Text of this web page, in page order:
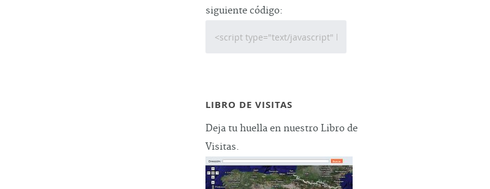
siguiente código:
LIBRO DE VISITAS
Deja tu huella en nuestro Libro de
Visitas.